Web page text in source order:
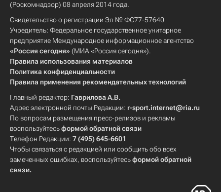
(Роскомнадзор) 08 апреля 2014 года.
Свидетельство о регистрации Эл № ФС77-57640
Учредитель: Федеральное государственное унитарное
предприятие Международное информационное агентство
«Россия сегодня» (МИА «Россия сегодня»).
Правила использования материалов
Политика конфиденциальности
Правила применения рекомендательных технологий
Главный редактор: Гаврилова А.В.
Адрес электронной почты Редакции: r-sport.internet@ria.ru
По вопросам размещения пресс-релизов и рекламы
воспользуйтесьформой обратной связи
Телефон Редакции: 7 (495) 645-6601
Чтобы связаться с редакцией или сообщить обо всех
замеченных ошибках, воспользуйтесьформой обратной
связи.